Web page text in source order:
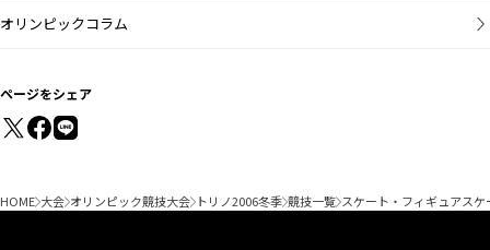
オリンピックコラム
ページをシェア
HOME 大会 オリンピック競技大会 トリノ2006冬季 競技一覧 スケート・フィギュアスケ